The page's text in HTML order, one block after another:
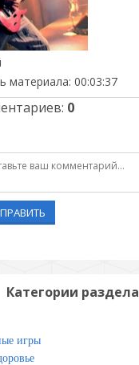
материала: 00:03:37
: 0
Категории раздела
игры